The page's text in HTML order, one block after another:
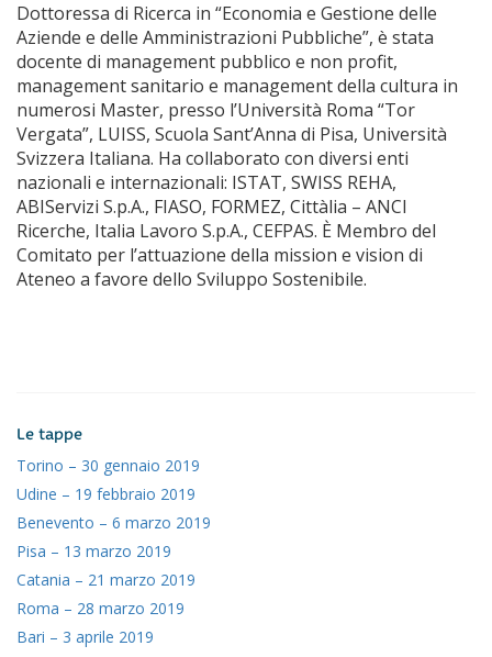
Dottoressa di Ricerca in “Economia e Gestione delle
Aziende e delle Amministrazioni Pubbliche”, è stata
docente di management pubblico e non profit,
management sanitario e management della cultura in
numerosi Master, presso l’Università Roma “Tor
Vergata”, LUISS, Scuola Sant’Anna di Pisa, Università
Svizzera Italiana. Ha collaborato con diversi enti
nazionali e internazionali: ISTAT, SWISS REHA,
ABIServizi S.p.A., FIASO, FORMEZ, Cittàlia – ANCI
Ricerche, Italia Lavoro S.p.A., CEFPAS. È Membro del
Comitato per l’attuazione della mission e vision di
Ateneo a favore dello Sviluppo Sostenibile.
Le tappe
Torino – 30 gennaio 2019
Udine – 19 febbraio 2019
Benevento – 6 marzo 2019
Pisa – 13 marzo 2019
Catania – 21 marzo 2019
Roma – 28 marzo 2019
Bari – 3 aprile 2019